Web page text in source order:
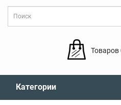
Товаров
Категории